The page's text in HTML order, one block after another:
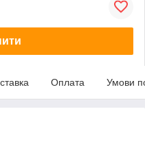
Оплата Умови